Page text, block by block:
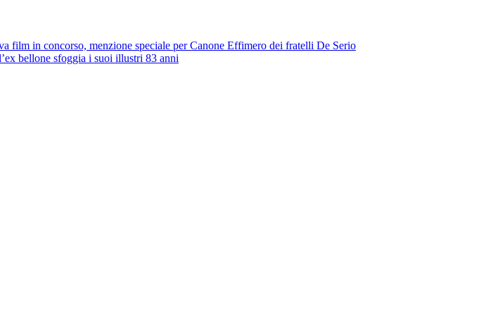
film in concorso, menzione speciale per Canone Effimero dei fratelli De Serio
bellone sfoggia i suoi illustri 83 anni